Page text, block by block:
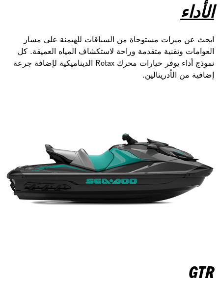
الأداء
ابحث عن ميزات مستوحاة من السباقات للهيمنة على مسار
العوامات وتقنية متقدمة وراحة لاستكشاف المياه العميقة. كل
نموذج أداء يوفر خيارات محرك Rotax الديناميكية لإضافة جرعة
إضافية من الأدرينالين.
GTR